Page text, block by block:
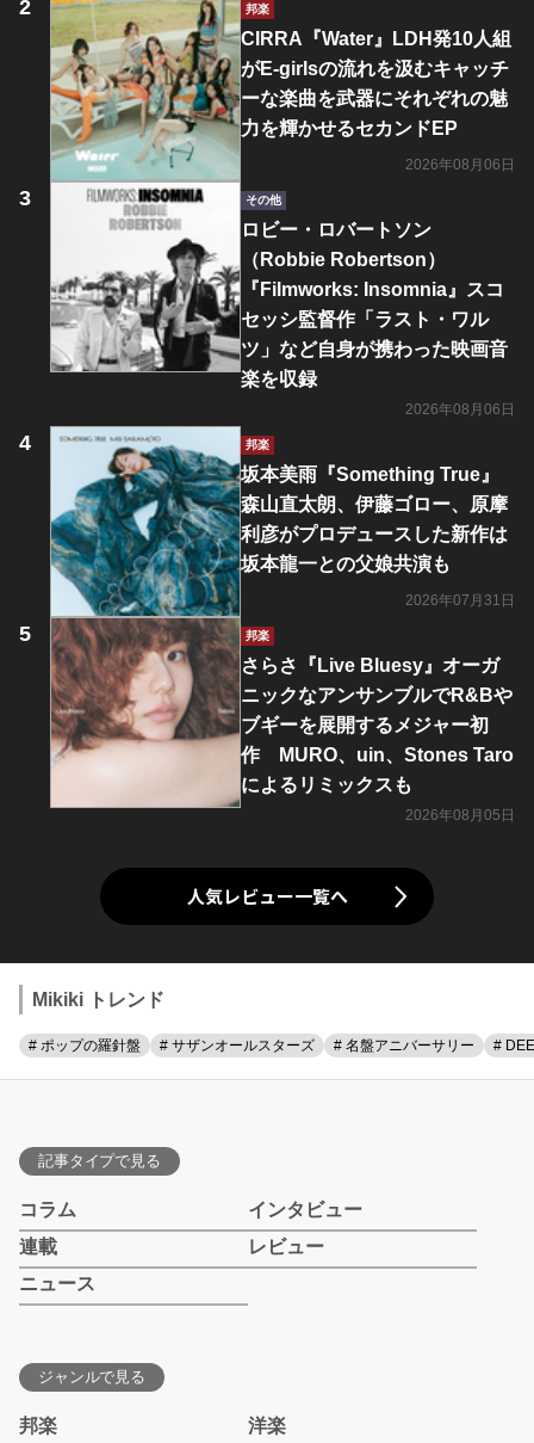
邦楽
CIRRA『Water』LDH発10人組
がE-girlsの流れを汲むキャッチ
ーな楽曲を武器にそれぞれの魅
力を輝かせるセカンドEP
2026年08月06日
その他
ロビー・ロバートソン
（Robbie Robertson）
『Filmworks: Insomnia』スコ
セッシ監督作「ラスト・ワル
ツ」など自身が携わった映画音
楽を収録
2026年08月06日
邦楽
坂本美雨『Something True』
森山直太朗、伊藤ゴロー、原摩
利彦がプロデュースした新作は
坂本龍一との父娘共演も
2026年07月31日
邦楽
さらさ『Live Bluesy』オーガ
ニックなアンサンブルでR&Bや
ブギーを展開するメジャー初
作 MURO、uin、Stones Taro
によるリミックスも
2026年08月05日
人気レビュー一覧へ
Mikiki トレンド
# ポップの羅針盤 # サザンオールスターズ # 名盤アニバーサリー #
記事タイプで見る
コラム
インタビュー
連載
レビュー
ニュース
ジャンルで見る
邦楽
洋楽